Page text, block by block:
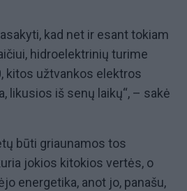
kad net ir esant tokiam
hidroelektrinių turime
kitos užtvankos elektros
likusios iš senų laikų“, – sakė
būti griaunamos tos
jokios kitokios vertės, o
energetika, anot jo, panašu,